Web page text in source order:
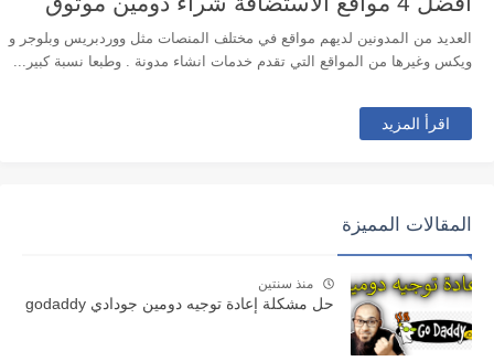
العديد من المدونين لديهم مواقع في مختلف المنصات مثل ووردبريس وبلوجر و
ويكس وغيرها من المواقع التي تقدم خدمات انشاء مدونة . وطبعا نسبة كبير...
اقرأ المزيد
المقالات المميزة
منذ سنتين
حل مشكلة إعادة توجيه دومين جودادي godaddy